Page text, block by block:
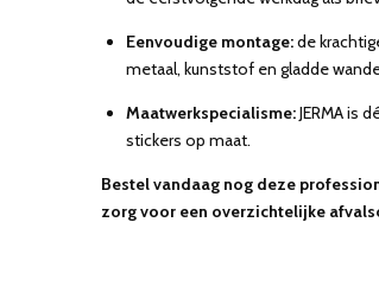
Eenvoudige montage:de
metaal, kunststof en gladde
Maatwerkspecialisme:JERMA is
stickers op maat.
Bestel vandaag nog deze
zorg voor een overzichtelijke